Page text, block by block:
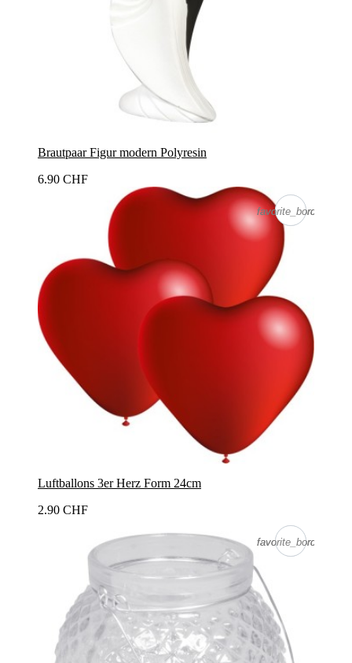
Brautpaar Figur modern Polyresin
6.90 CHF
favorite_border
favorite_border
Luftballons 3er Herz Form 24cm
2.90 CHF
favorite_border
favorite_border